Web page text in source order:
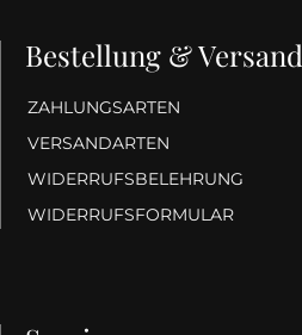
Bestellung & Versand
ZAHLUNGSARTEN
VERSANDARTEN
WIDERRUFSBELEHRUNG
WIDERRUFSFORMULAR